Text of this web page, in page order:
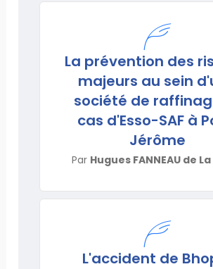
La prévention des
majeurs au sein
société de
cas d'Esso-SAF à
Jérôme
Par Hugues FANNEAU de La
L'accident de